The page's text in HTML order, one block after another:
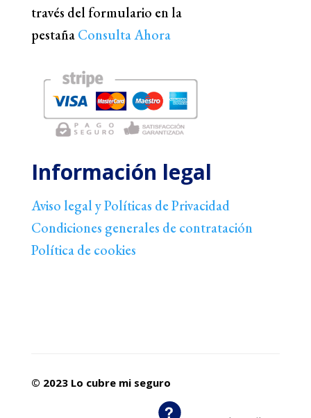
través del formulario en la
pestañaConsulta Ahora
Información legal
Aviso legal y Políticas de Privacidad
Condiciones generales de contratación
Política de cookies
© 2023 Lo cubre mi seguro